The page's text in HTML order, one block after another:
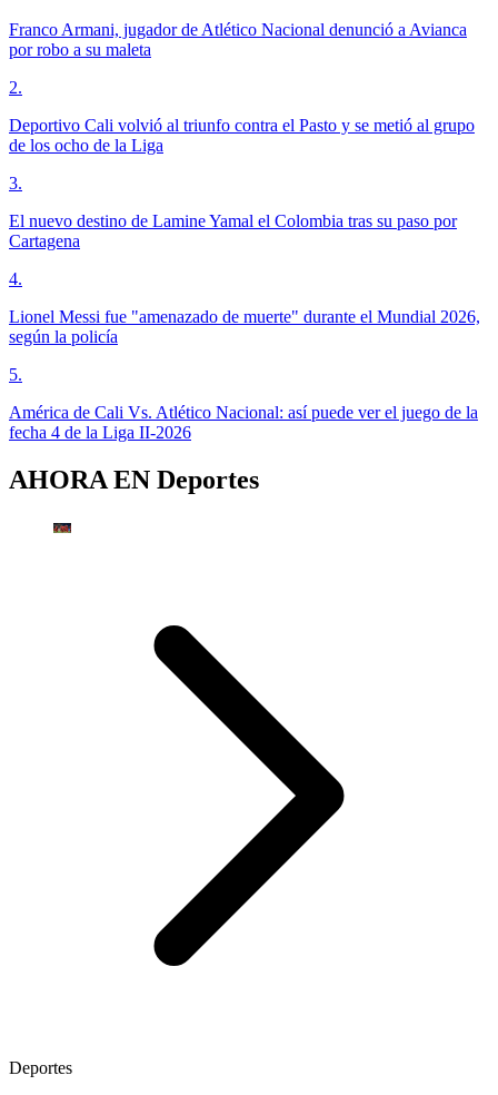
Franco Armani, jugador de Atlético Nacional denunció a Avianca
por robo a su maleta
2.
Deportivo Cali volvió al triunfo contra el Pasto y se metió al grupo
de los ocho de la Liga
3.
El nuevo destino de Lamine Yamal el Colombia tras su paso por
Cartagena
4.
Lionel Messi fue "amenazado de muerte" durante el Mundial 2026,
según la policía
5.
América de Cali Vs. Atlético Nacional: así puede ver el juego de la
fecha 4 de la Liga II-2026
AHORA EN Deportes
Deportes